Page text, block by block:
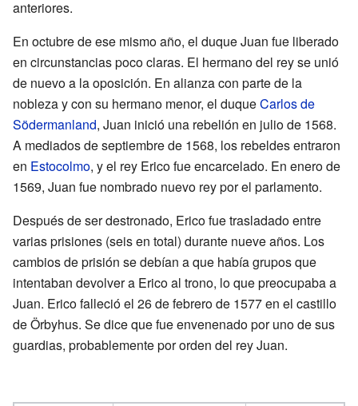
anteriores.
En octubre de ese mismo año, el duque Juan fue liberado
en circunstancias poco claras. El hermano del rey se unió
de nuevo a la oposición. En alianza con parte de la
nobleza y con su hermano menor, el duqueCarlos de
Södermanland, Juan inició una rebelión en julio de 1568.
A mediados de septiembre de 1568, los rebeldes entraron
en Estocolmo, y el rey Erico fue encarcelado. En enero de
1569, Juan fue nombrado nuevo rey por el parlamento.
Después de ser destronado, Erico fue trasladado entre
varias prisiones (seis en total) durante nueve años. Los
cambios de prisión se debían a que había grupos que
intentaban devolver a Erico al trono, lo que preocupaba a
Juan. Erico falleció el 26 de febrero de 1577 en el castillo
de Örbyhus. Se dice que fue envenenado por uno de sus
guardias, probablemente por orden del rey Juan.